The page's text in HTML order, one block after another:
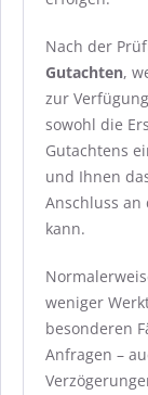
Nach der
Gutachten,
zur
sowohl die
Gutachtens
und Ihnen
Anschluss
kann.
weniger
besonderen
Anfragen –